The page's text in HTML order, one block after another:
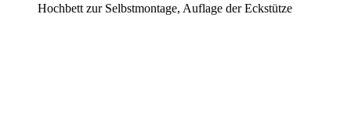
Hochbett zur Selbstmontage, Auflage der Eckstütze